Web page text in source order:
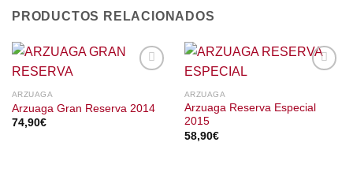
PRODUCTOS RELACIONADOS
ARZUAGA
Arzuaga Gran Reserva 2014
74,90€
ARZUAGA
Arzuaga Reserva Especial
2015
58,90€